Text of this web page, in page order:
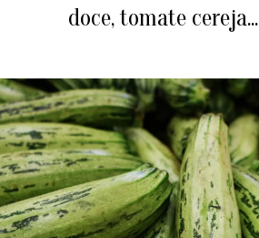
doce, tomate cereja...